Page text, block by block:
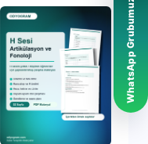
WhatsApp Grubumuz